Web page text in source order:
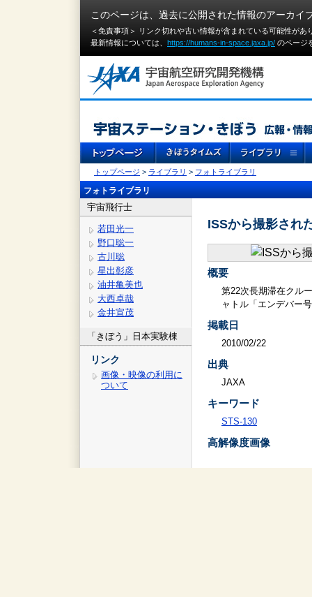
このページは、過去に公開された情報のアーカイ
＜免責事項＞ リンク切れや古い情報が含まれている可能性が
最新情報については、 https://humans-in-space.jaxa.jp/ のページ
トップページ > ライブラリ > フォトライブラリ
フォトライブラリ
宇宙飛行士
若田光一
野口聡一
古川聡
星出彰彦
油井亀美也
大西卓哉
金井宣茂
「きぼう」日本実験棟
リンク
画像・映像の利用に
ついて
ISSから撮影され
概要
第22次長期滞在クル
ャトル「エンデバー
掲載日
2010/02/22
出典
JAXA
キーワード
STS-130
高解像度画像